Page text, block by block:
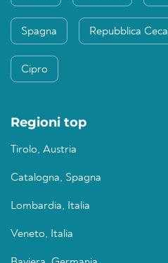
Spagna Repubblica Ceca
Cipro
Regioni top
Tirolo, Austria
Catalogna, Spagna
Lombardia, Italia
Veneto, Italia